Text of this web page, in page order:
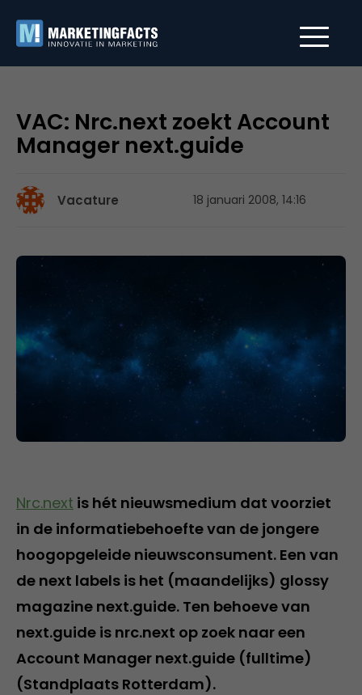
VAC: Nrc.next zoekt Account
Manager next.guide
Vacature 18 januari 2008, 14:16
Nrc.next is hét nieuwsmedium dat voorziet
in de informatiebehoefte van de jongere
hoogopgeleide nieuwsconsument. Een van
de next labels is het (maandelijks) glossy
magazine next.guide. Ten behoeve van
next.guide is nrc.next op zoek naar een
Account Manager next.guide (fulltime)
(Standplaats Rotterdam).